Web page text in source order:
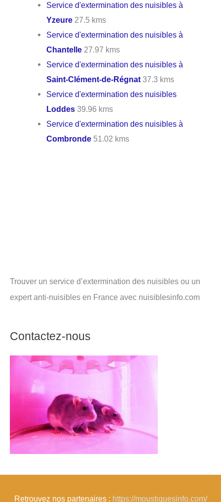
Service d'extermination des nuisibles à
Yzeure 27.5 kms
Service d'extermination des nuisibles à
Chantelle 27.97 kms
Service d'extermination des nuisibles à
Saint-Clément-de-Régnat 37.3 kms
Service d'extermination des nuisibles
Loddes 39.96 kms
Service d'extermination des nuisibles à
Combronde 51.02 kms
Trouver un service d’extermination des nuisibles ou un
expert anti-nuisibles en France avec nuisiblesinfo.com
Contactez-nous
Retrouvez nos partenaires : https://moustiquesinfo.com/